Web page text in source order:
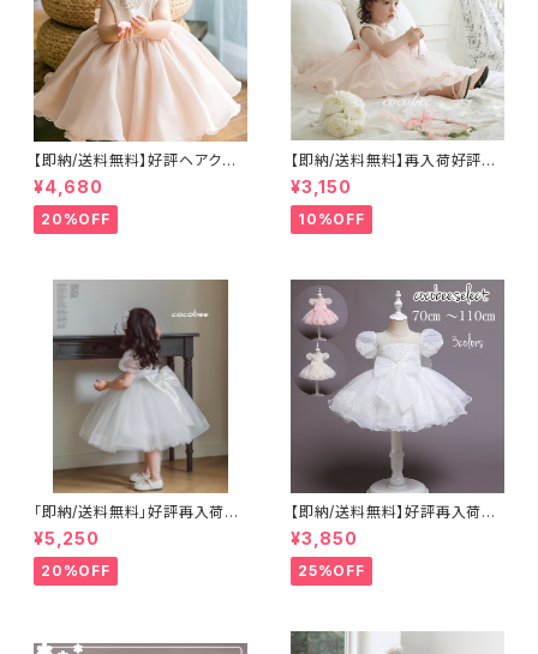
【即納/送料無料】好評ヘアクリッ
プ付き高見え子どもドレスビジ
ューネックラインヘアクリップつ
き ふんわり子供ドレス女の子
フォーマルベビードレス キッズ
0〜120㎝
¥4,680
20%OFF
【即納/送料無料】再入荷好評大
き目ハーフバースデー撮影セル
フ撮影バックリボンチュール ベ
ビードレス 子供ドレス フォーマ
ルドレス 入園式 卒園式 発表会
ラワーガール8090100110120
¥3,150
10%OFF
「即納/送料無料」好評再入荷子
供ドレスベビードレスホワイトド
レス 1歳バースデーセレモニー
ドレス結婚式 お誕生日ハーフ
バースデードレス 七五三撮
¥5,250
20%OFF
【即納/送料無料】好評再入荷刺
繍ビーズ子供ドレス七五三衣装
2リボンおしゃれ刺繍ベビードレ
ス セレモニー お誕生日 7
0~100㎝
¥3,850
25%OFF